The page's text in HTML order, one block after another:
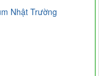
Nhật Trường